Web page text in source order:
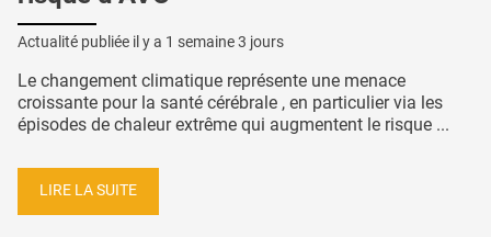
Actualité publiée il y a 1 semaine 3 jours
Le changement climatique représente une menace
croissante pour la santé cérébrale , en particulier via les
épisodes de chaleur extrême qui augmentent le risque ...
LIRE LA SUITE